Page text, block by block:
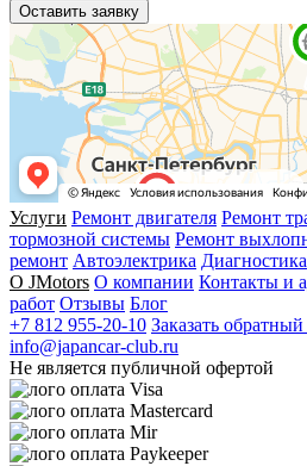
Оставить заявку
Услуги Ремонт двигателя Ремонт
тормозной системы Ремонт
ремонт Автоэлектрика Диагностика
О JMotors О компании Контакты и
работ Отзывы Блог
+7 812 955-20-10 Заказать
info@japancar-club.ru
Не является публичной офертой